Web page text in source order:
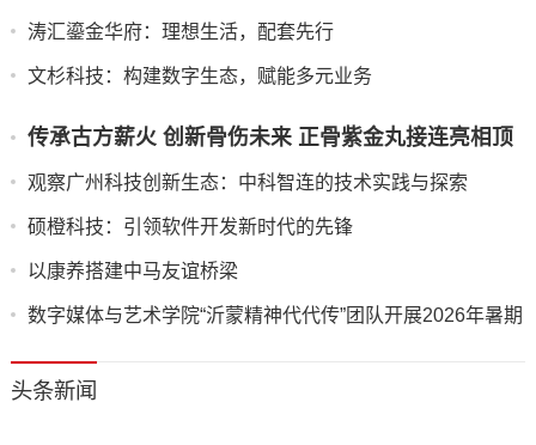
“语润新声·筑美疆来”志愿服务队赴莎车县开展实践活动
​涛汇鎏金华府：理想生活，配套先行
​文杉科技：构建数字生态，赋能多元业务
​传承古方薪火 创新骨伤未来 正骨紫金丸接连亮相顶
级骨伤科学术盛会
​观察广州科技创新生态：中科智连的技术实践与探索
​硕橙科技：引领软件开发新时代的先锋
以康养搭建中马友谊桥梁
数字媒体与艺术学院“沂蒙精神代代传”团队开展2026年暑期
头条新闻